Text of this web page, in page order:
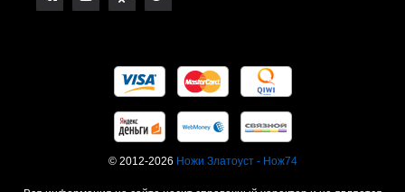
© 2012-2026 Ножи Златоуст - Нож74